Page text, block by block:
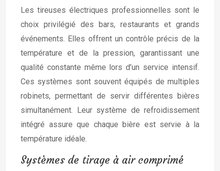
Les tireuses électriques professionnelles sont le
choix privilégié des bars, restaurants et grands
événements. Elles offrent un contrôle précis de la
température et de la pression, garantissant une
qualité constante même lors d’un service intensif.
Ces systèmes sont souvent équipés de multiples
robinets, permettant de servir différentes bières
simultanément. Leur système de refroidissement
intégré assure que chaque bière est servie à la
température idéale.
Systèmes de tirage à air comprimé